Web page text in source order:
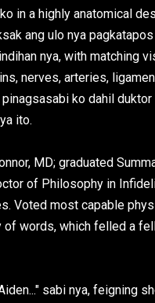
in a highly anatomical
ang ulo nya
nya, with matching
nerves, arteries,
ko dahil duktor
ito.
MD; graduated
of Philosophy in
Voted most capable
of words, which felled a
sabi nya, feigning